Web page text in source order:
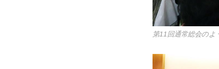
第11回通常総会のよ